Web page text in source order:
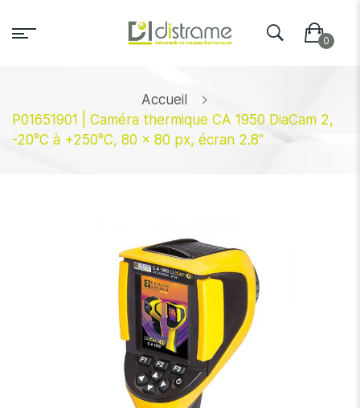
Accueil
P01651901 | Caméra thermique CA 1950 DiaCam 2,
-20°C à +250°C, 80 x 80 px, écran 2.8''